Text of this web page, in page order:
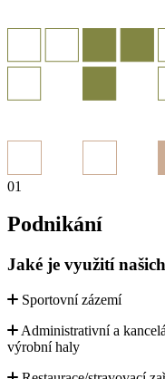
01
Podnikání
Jaké je využití
Sportovní zázemí
Administrativní a
výrobní haly